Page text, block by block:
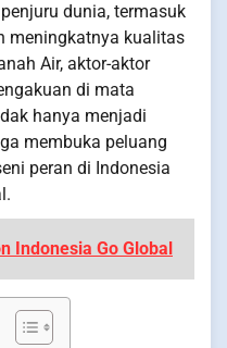
dunia, termasuk
meningkatnya kualitas
Air, aktor-aktor
di mata
hanya menjadi
membuka peluang
peran di Indonesia
Indonesia Go Global